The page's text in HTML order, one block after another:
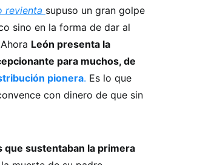
revienta supuso un gran golpe
sino en la forma de dar al
León presenta la
para muchos, de
pionera. Es lo que
con dinero de que sin
que sustentaban la primera